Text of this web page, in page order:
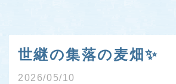
世継の集落の麦畑✨
2026/05/10